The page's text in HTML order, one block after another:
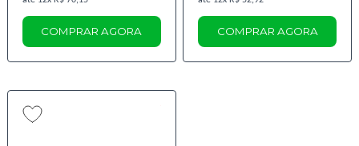
COMPRAR AGORA COMPRAR AGORA